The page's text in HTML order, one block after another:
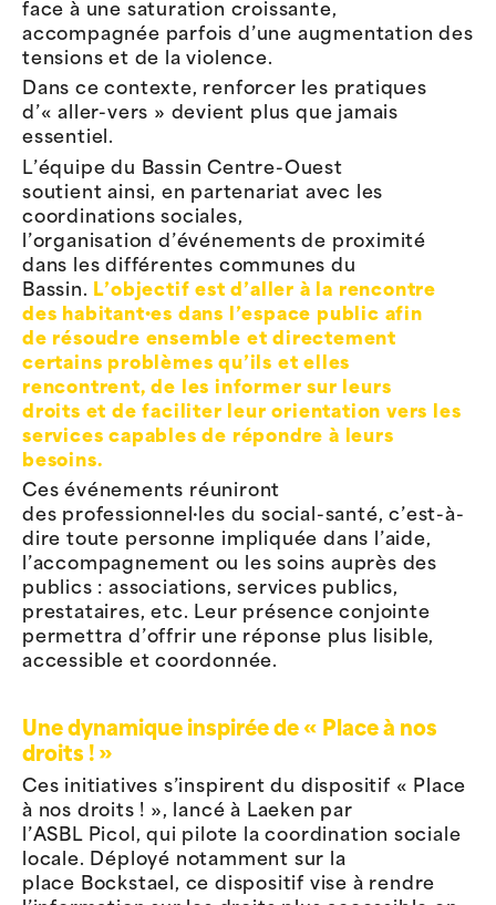
face à une saturation croissante,
accompagnée parfois d’une augmentation des
tensions et de la violence.
Dans ce contexte, renforcer les pratiques
d’« aller-vers » devient plus que jamais
essentiel.
L’équipe du Bassin Centre-Ouest
soutient ainsi, en partenariat avec les
coordinations sociales,
l’organisation d’événements de proximité
dans les différentes communes du
Bassin.
L’objectif est d’aller à la rencontre
des habitant·es dans l’espace public afin
de résoudre ensemble et directement
certains problèmes qu’ils et elles
rencontrent, de les informer sur leurs
droits et de faciliter leur orientation vers les
services capables de répondre à leurs
besoins.
Ces événements réuniront
des professionnel·les du social-santé, c’est-à-
dire toute personne impliquée dans l’aide,
l’accompagnement ou les soins auprès des
publics : associations, services publics,
prestataires, etc. Leur présence conjointe
permettra d’offrir une réponse plus lisible,
accessible et coordonnée.
Une dynamique inspirée de « Place à nos
droits ! »
Ces initiatives s’inspirent du dispositif « Place
à nos droits ! », lancé à Laeken par
l’ASBL Picol, qui pilote la coordination sociale
locale. Déployé notamment sur la
place Bockstael, ce dispositif vise à rendre